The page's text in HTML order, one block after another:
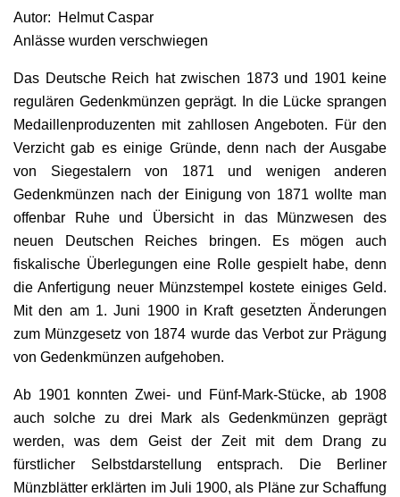
Autor: Helmut Caspar
Anlässe wurden verschwiegen
Das Deutsche Reich hat zwischen 1873 und 1901 keine
regulären Gedenkmünzen geprägt. In die Lücke sprangen
Medaillenproduzenten mit zahllosen Angeboten. Für den
Verzicht gab es einige Gründe, denn nach der Ausgabe
von Siegestalern von 1871 und wenigen anderen
Gedenkmünzen nach der Einigung von 1871 wollte man
offenbar Ruhe und Übersicht in das Münzwesen des
neuen Deutschen Reiches bringen. Es mögen auch
fiskalische Überlegungen eine Rolle gespielt habe, denn
die Anfertigung neuer Münzstempel kostete einiges Geld.
Mit den am 1. Juni 1900 in Kraft gesetzten Änderungen
zum Münzgesetz von 1874 wurde das Verbot zur Prägung
von Gedenkmünzen aufgehoben.
Ab 1901 konnten Zwei- und Fünf-Mark-Stücke, ab 1908
auch solche zu drei Mark als Gedenkmünzen geprägt
werden, was dem Geist der Zeit mit dem Drang zu
fürstlicher Selbstdarstellung entsprach. Die Berliner
Münzblätter erklärten im Juli 1900, als Pläne zur Schaffung